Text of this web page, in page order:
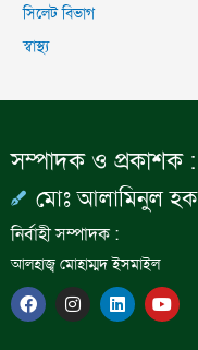
সিলেট বিভাগ
স্বাস্থ্য
সম্পাদক ও প্রকাশক :
মোঃ আলামিনুল হক
নির্বাহী সম্পাদক :
আলহাজ্ব মোহাম্মদ ইসমাইল
F
a
c
I
n
s
L
i
n
Y
o
u